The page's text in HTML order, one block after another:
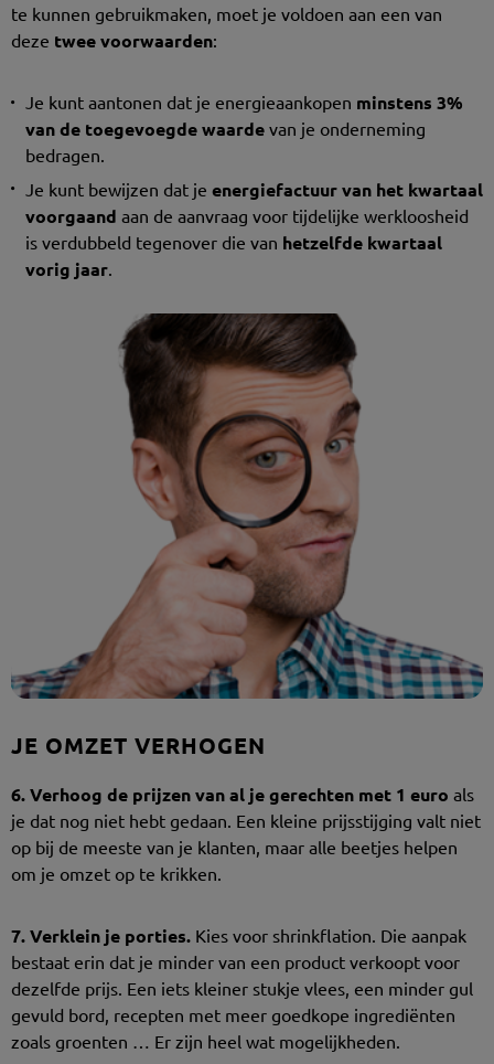
te kunnen gebruikmaken, moet je voldoen aan een van
deze twee voorwaarden:
Je kunt aantonen dat je energieaankopen minstens 3%
van de toegevoegde waardevan je onderneming
bedragen.
Je kunt bewijzen dat je energiefactuur van het kwartaal
voorgaand aan de aanvraag voor tijdelijke werkloosheid
is verdubbeld tegenover die van hetzelfde kwartaal
vorig jaar.
JE OMZET VERHOGEN
6. Verhoog de prijzen van al je gerechten met 1 euro als
je dat nog niet hebt gedaan. Een kleine prijsstijging valt niet
op bij de meeste van je klanten, maar alle beetjes helpen
om je omzet op te krikken.
7. Verklein je porties. Kies voor shrinkflation. Die aanpak
bestaat erin dat je minder van een product verkoopt voor
dezelfde prijs. Een iets kleiner stukje vlees, een minder gul
gevuld bord, recepten met meer goedkope ingrediënten
zoals groenten … Er zijn heel wat mogelijkheden.